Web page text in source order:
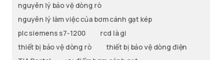
nguyên lý bảo vệ dòng rò
nguyên lý làm việc của bơm cánh gạt kép
plc siemens s7-1200
rcd là gi
thiết bị bảo vệ dòng rò
thiết bị bảo vệ dòng điện